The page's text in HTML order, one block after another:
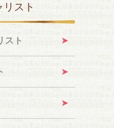
スト
スト